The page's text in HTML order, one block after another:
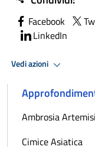
Facebook
LinkedIn
Vedi azioni
Ambrosia
Cimice Asiatica